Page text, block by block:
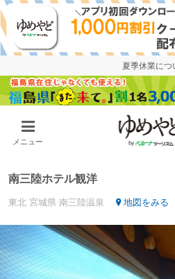
夏季休業につ
メニュー
南三陸ホテル観洋
東北 宮城県 南三陸温泉 地図をみる